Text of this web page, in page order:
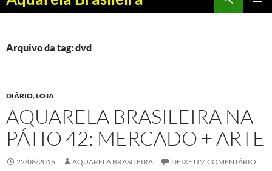
PULAR
CONTEÚDO
Arquivo da tag: dvd
DIÁRIO,LOJA
AQUARELA BRASILEIRA NA
PÁTIO 42: MERCADO + ARTE
22/08/2016 AQUARELA BRASILEIRA DEIXE UM COMENTÁRIO